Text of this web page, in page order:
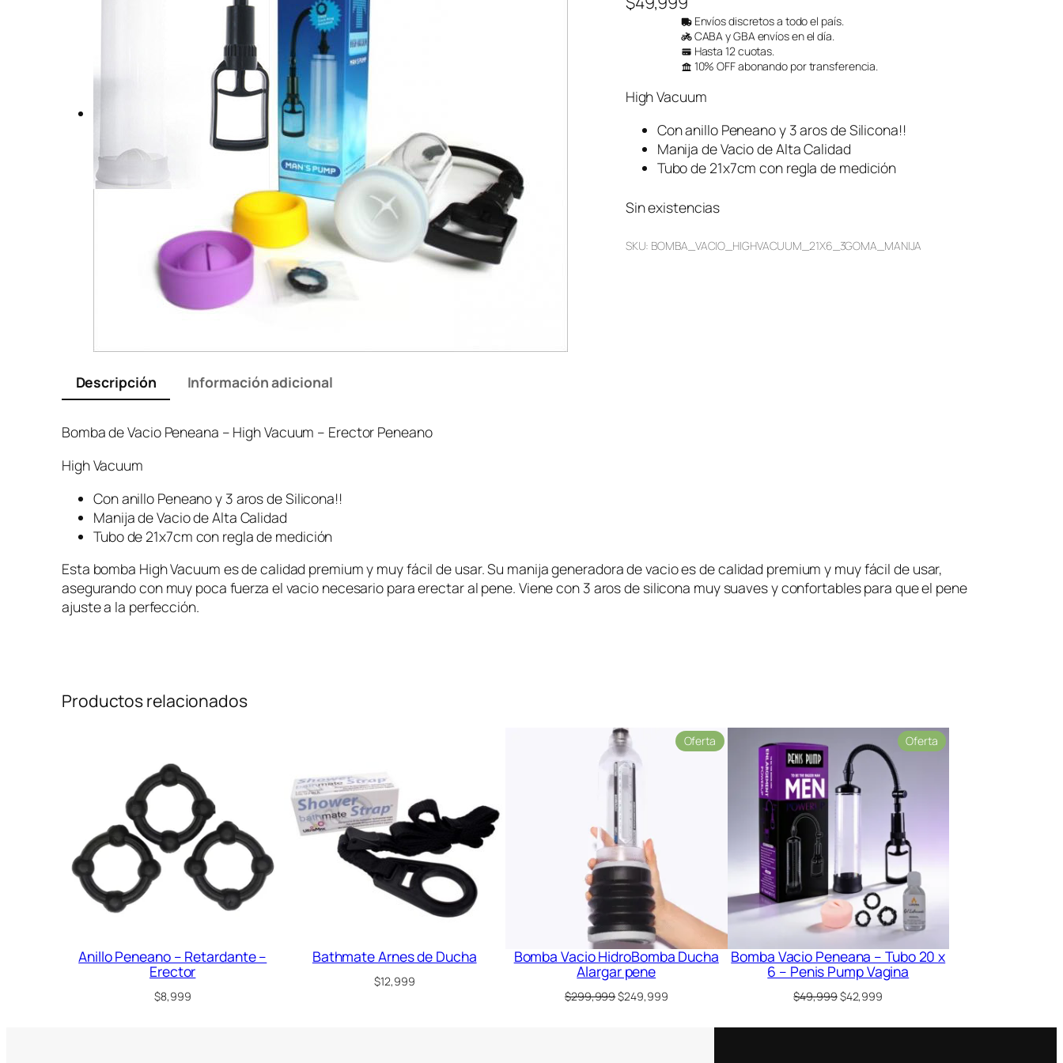
Envíos discretos a todo el país.
CABA y GBA envíos en el día.
Hasta 12 cuotas.
10% OFF abonando por transferencia.
High Vacuum
Con anillo Peneano y 3 aros de Silicona!!
Manija de Vacio de Alta Calidad
Tubo de 21x7cm con regla de medición
Sin existencias
SKU: BOMBA_VACIO_HIGHVACUUM_21X6_3GOMA_MANIJA
Descripción Información adicional
Bomba de Vacio Peneana – High Vacuum – Erector Peneano
High Vacuum
Con anillo Peneano y 3 aros de Silicona!!
Manija de Vacio de Alta Calidad
Tubo de 21x7cm con regla de medición
Esta bomba High Vacuum es de calidad premium y muy fácil de usar. Su manija generadora de vacio es de calidad premium y muy fácil de usar,
asegurando con muy poca fuerza el vacio necesario para erectar al pene. Viene con 3 aros de silicona muy suaves y confortables para que el pene
ajuste a la perfección.
Productos relacionados
Anillo Peneano – Retardante –
Erector
$8,999
Bathmate Arnes de Ducha
$12,999
Oferta Producto
en
Bomba Vacio HidroBomba Ducha
Alargar pene
$299,999El
$249,999El
OfertaProducto
en
Bomba Vacio Peneana – Tubo 20 x
6 – Penis Pump Vagina
$49,999El
original
$42,999
actual